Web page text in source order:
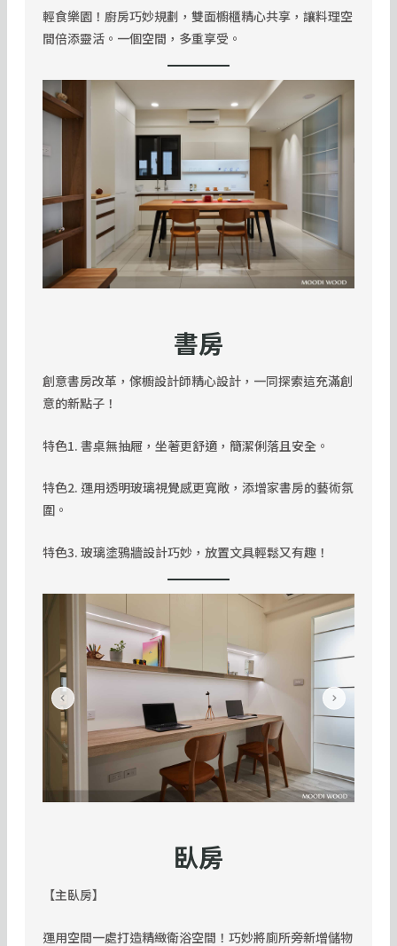
輕食樂園！廚房巧妙規劃，雙面櫥櫃精心共享，讓料理空
間倍添靈活。一個空間，多重享受。
書房
創意書房改革，傢櫥設計師精心設計，一同探索這充滿創
意的新點子！
特色1. 書桌無抽屜，坐著更舒適，簡潔俐落且安全。
特色2. 運用透明玻璃視覺感更寬敞，添增家書房的藝術氛
圍。
特色3. 玻璃塗鴉牆設計巧妙，放置文具輕鬆又有趣！
臥房
【主臥房】
運用空間一處打造精緻衛浴空間！巧妙將廁所旁新增儲物